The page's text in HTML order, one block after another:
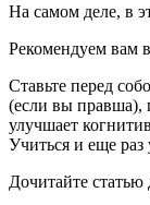
На самом деле, в
Рекомендуем вам
Ставьте перед
(если вы правша),
улучшает
Учиться и еще
Дочитайте